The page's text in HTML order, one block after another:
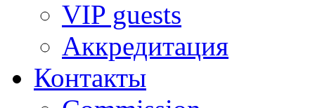
VIP guests
Аккредитация
Контакты